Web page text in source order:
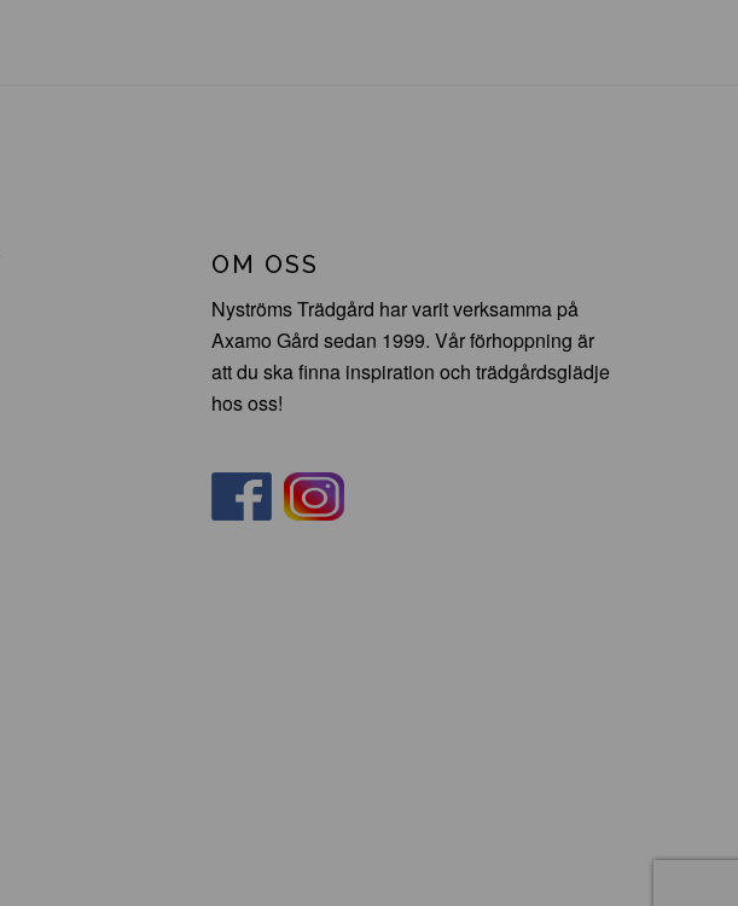
OM OSS
Nyströms Trädgård har varit verksamma på
Axamo Gård sedan 1999. Vår förhoppning är
att du ska finna inspiration och trädgårdsglädje
hos oss!